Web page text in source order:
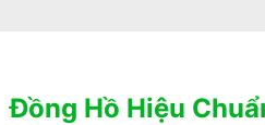
Đồng Hồ Hiệu